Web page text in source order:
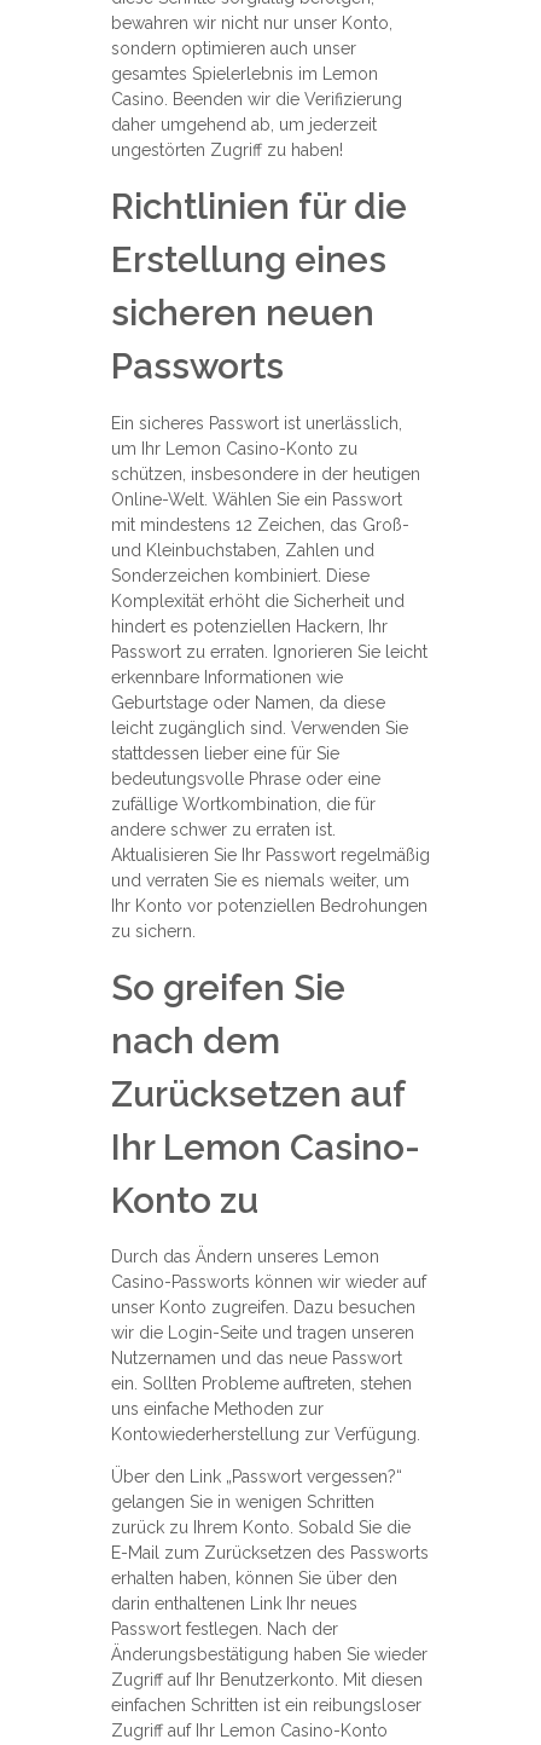
bewahren wir nicht nur unser Konto,
sondern optimieren auch unser
gesamtes Spielerlebnis im Lemon
Casino. Beenden wir die Verifizierung
daher umgehend ab, um jederzeit
ungestörten Zugriff zu haben!
Richtlinien für die
Erstellung eines
sicheren neuen
Passworts
Ein sicheres Passwort ist unerlässlich,
um Ihr Lemon Casino-Konto zu
schützen, insbesondere in der heutigen
Online-Welt. Wählen Sie ein Passwort
mit mindestens 12 Zeichen, das Groß-
und Kleinbuchstaben, Zahlen und
Sonderzeichen kombiniert. Diese
Komplexität erhöht die Sicherheit und
hindert es potenziellen Hackern, Ihr
Passwort zu erraten. Ignorieren Sie leicht
erkennbare Informationen wie
Geburtstage oder Namen, da diese
leicht zugänglich sind. Verwenden Sie
stattdessen lieber eine für Sie
bedeutungsvolle Phrase oder eine
zufällige Wortkombination, die für
andere schwer zu erraten ist.
Aktualisieren Sie Ihr Passwort regelmäßig
und verraten Sie es niemals weiter, um
Ihr Konto vor potenziellen Bedrohungen
zu sichern.
So greifen Sie
nach dem
Zurücksetzen auf
Ihr Lemon Casino-
Konto zu
Durch das Ändern unseres Lemon
Casino-Passworts können wir wieder auf
unser Konto zugreifen. Dazu besuchen
wir die Login-Seite und tragen unseren
Nutzernamen und das neue Passwort
ein. Sollten Probleme auftreten, stehen
uns einfache Methoden zur
Kontowiederherstellung zur Verfügung.
Über den Link „Passwort vergessen?“
gelangen Sie in wenigen Schritten
zurück zu Ihrem Konto. Sobald Sie die
E-Mail zum Zurücksetzen des Passworts
erhalten haben, können Sie über den
darin enthaltenen Link Ihr neues
Passwort festlegen. Nach der
Änderungsbestätigung haben Sie wieder
Zugriff auf Ihr Benutzerkonto. Mit diesen
einfachen Schritten ist ein reibungsloser
Zugriff auf Ihr Lemon Casino-Konto